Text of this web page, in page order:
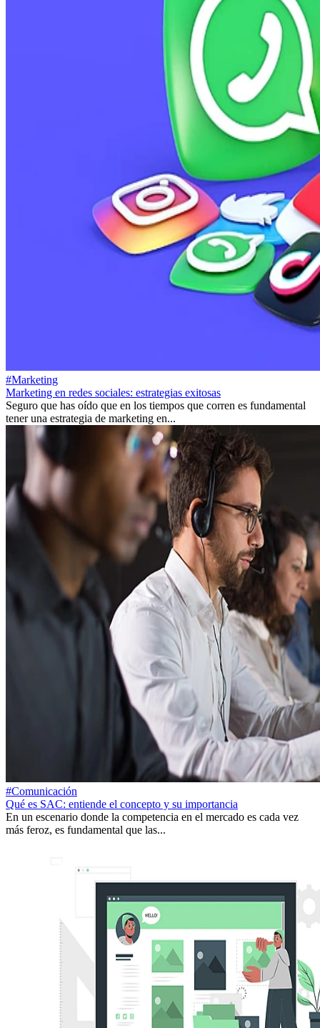
#Marketing
Marketing en redes sociales: estrategias exitosas
Seguro que has oído que en los tiempos que corren es fundamental
tener una estrategia de marketing en...
#Comunicación
Qué es SAC: entiende el concepto y su importancia
En un escenario donde la competencia en el mercado es cada vez
más feroz, es fundamental que las...